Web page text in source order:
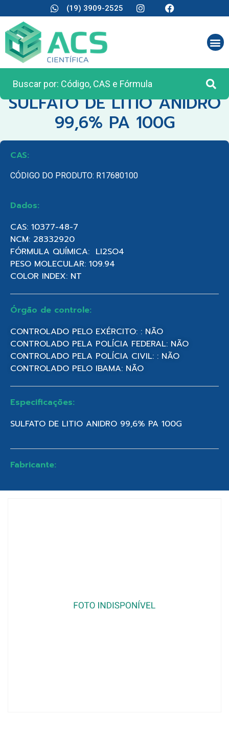
(19) 3909-2525
CATEGORIA:REAGENTES ANALÍTICOS
SULFATO DE LITIO ANIDRO
99,6% PA 100G
CAS:
CÓDIGO DO PRODUTO: R17680100
Dados:
CAS: 10377-48-7
NCM: 28332920
FÓRMULA QUÍMICA: LI2SO4
PESO MOLECULAR: 109.94
COLOR INDEX: NT
Órgão de controle:
CONTROLADO PELO EXÉRCITO: : NÃO
CONTROLADO PELA POLÍCIA FEDERAL: NÃO
CONTROLADO PELA POLÍCIA CIVIL: : NÃO
CONTROLADO PELO IBAMA: NÃO
Especificações:
SULFATO DE LITIO ANIDRO 99,6% PA 100G
Fabricante: